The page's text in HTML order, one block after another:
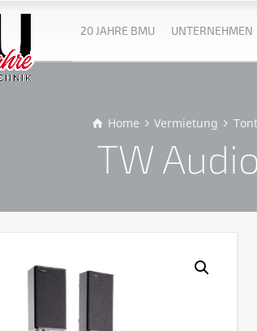
20 JAHRE BMU UNTERNEHMEN
Home Vermietung
TW